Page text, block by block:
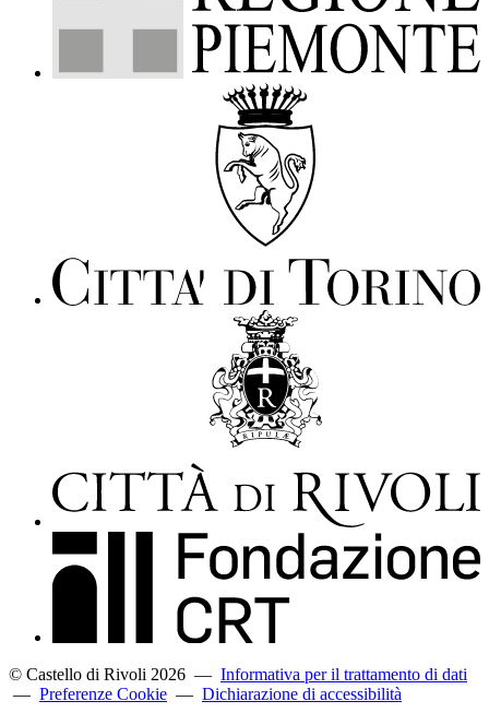
© Castello di Rivoli 2026 — Informativa per il trattamento di dati
— Preferenze Cookie — Dichiarazione di accessibilità